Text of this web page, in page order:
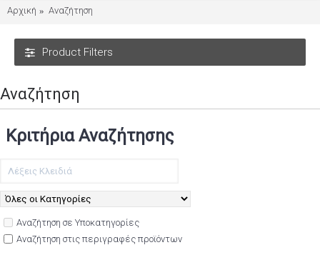
Αρχική Αναζήτηση
Product Filters
Αναζήτηση
Κριτήρια Αναζήτησης
Αναζήτηση σε Υποκατηγορίες
Αναζήτηση στις περιγραφές προϊόντων